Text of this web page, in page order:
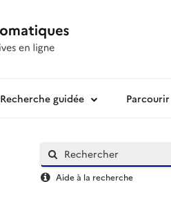
Recherche guidée
Aide à la recherche